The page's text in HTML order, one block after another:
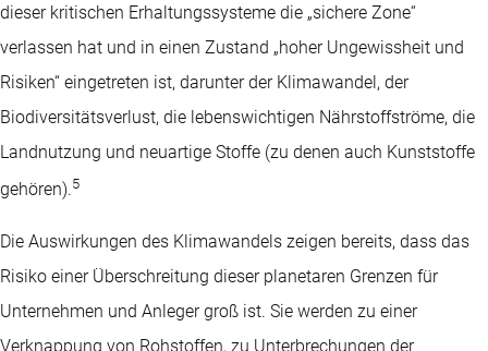
dieser kritischen Erhaltungssysteme die „sichere Zone“
verlassen hat und in einen Zustand „hoher Ungewissheit und
Risiken“ eingetreten ist, darunter der Klimawandel, der
Biodiversitätsverlust, die lebenswichtigen Nährstoffströme, die
Landnutzung und neuartige Stoffe (zu denen auch Kunststoffe
gehören).5
Die Auswirkungen des Klimawandels zeigen bereits, dass das
Risiko einer Überschreitung dieser planetaren Grenzen für
Unternehmen und Anleger groß ist. Sie werden zu einer
Verknappung von Rohstoffen, zu Unterbrechungen der